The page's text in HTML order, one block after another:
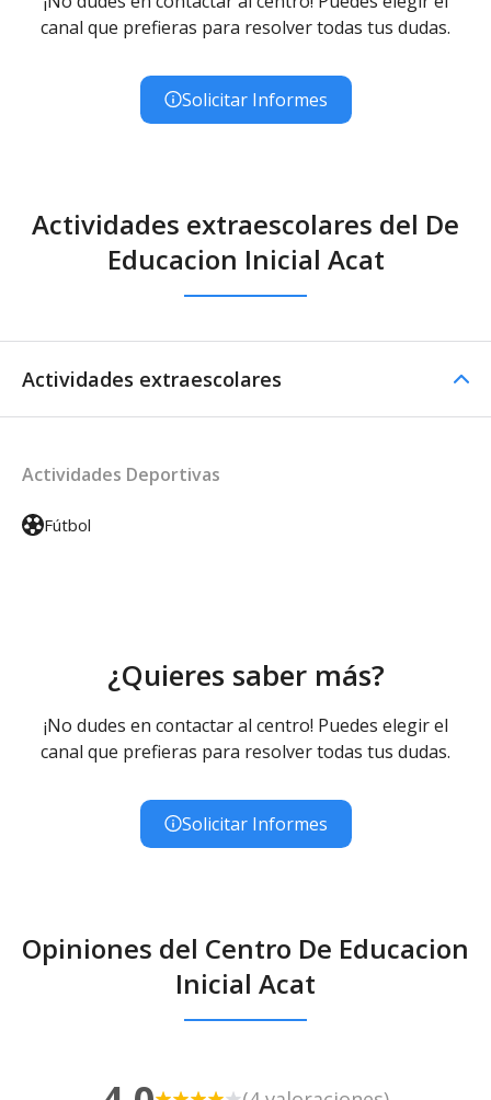
canal que prefieras para resolver todas tus dudas.
Solicitar Informes
Actividades extraescolares del De
Educacion Inicial Acat
Actividades extraescolares
Actividades Deportivas
Fútbol
¿Quieres saber más?
¡No dudes en contactar al centro! Puedes elegir el
canal que prefieras para resolver todas tus dudas.
Solicitar Informes
Opiniones del Centro De Educacion
Inicial Acat